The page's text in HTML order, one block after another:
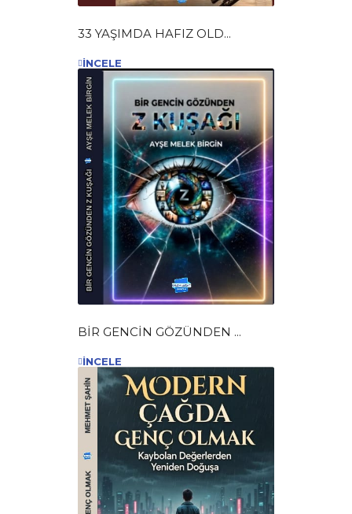
33 YAŞIMDA HAFIZ OLD...
İNCELE
BİR GENCİN GÖZÜNDEN ...
İNCELE